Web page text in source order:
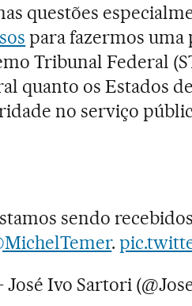
questões
para fazermos uma
Tribunal Federal
quanto os Estados
no serviço
sendo
.
Ivo Sartori